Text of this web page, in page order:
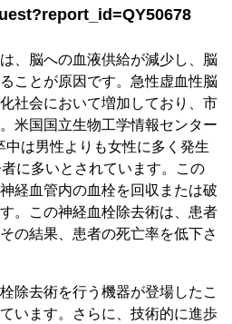
、脳への血液供給が減少し、脳
ことが原因です。急性虚血性脳
社会において増加しており、市
米国国立生物工学情報センター
中は男性よりも女性に多く発生
に多いとされています。この
経血管内の血栓を回収または破
。この神経血栓除去術は、患者
の結果、患者の死亡率を低下さ
除去術を行う機器が登場したこ
います。さらに、技術的に進歩